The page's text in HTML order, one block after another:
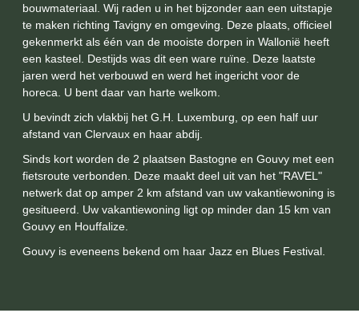
bouwmateriaal. Wij raden u in het bijzonder aan een uitstapje
te maken richting Tavigny en omgeving. Deze plaats, officieel
gekenmerkt als één van de mooiste dorpen in Wallonië heeft
een kasteel. Destijds was dit een ware ruïne. Deze laatste
jaren werd het verbouwd en werd het ingericht voor de
horeca. U bent daar van harte welkom.
U bevindt zich vlakbij het G.H. Luxemburg, op een half uur
afstand van Clervaux en haar abdij.
Sinds kort worden de 2 plaatsen Bastogne en Gouvy met een
fietsroute verbonden. Deze maakt deel uit van het "RAVEL"
netwerk dat op amper 2 km afstand van uw vakantiewoning is
gesitueerd. Uw vakantiewoning ligt op minder dan 15 km van
Gouvy en Houffalize.
Gouvy is eveneens bekend om haar Jazz en Blues Festival.